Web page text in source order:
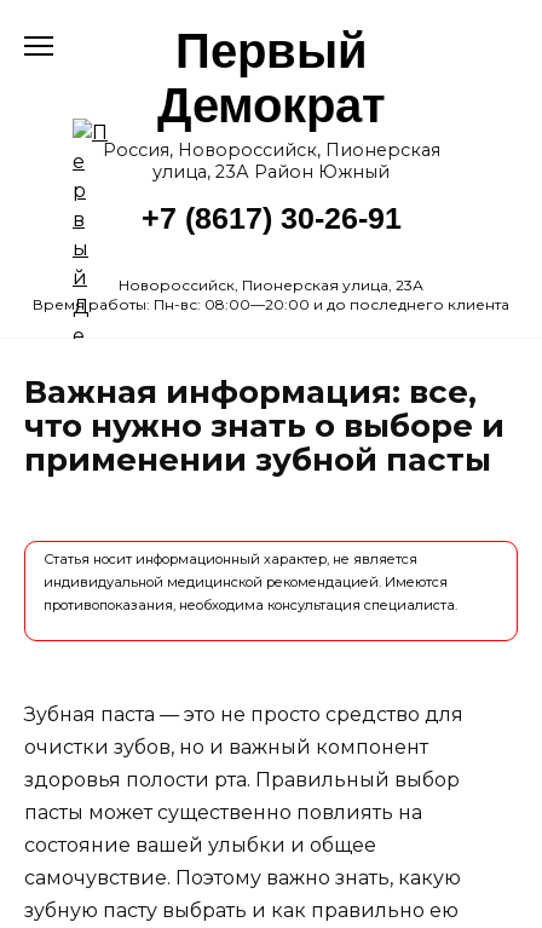
Первый
Демократ
Россия, Новороссийск, Пионерская
улица, 23А Район Южный
+7 (8617) 30-26-91
Новороссийск, Пионерская улица, 23А
Время работы: Пн-вс: 08:00—20:00 и до последнего клиента
Важная информация: все,
что нужно знать о выборе и
применении зубной пасты
Статья носит информационный характер, не является
индивидуальной медицинской рекомендацией. Имеются
противопоказания, необходима консультация специалиста.
Зубная паста — это не просто средство для
очистки зубов, но и важный компонент
здоровья полости рта. Правильный выбор
пасты может существенно повлиять на
состояние вашей улыбки и общее
самочувствие. Поэтому важно знать, какую
зубную пасту выбрать и как правильно ею